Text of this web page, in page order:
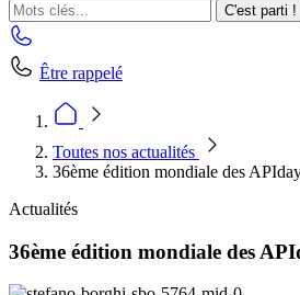
C'est parti !
Être rappelé
Toutes nos actualités
36ème édition mondiale des
Actualités
36ème édition mondiale des